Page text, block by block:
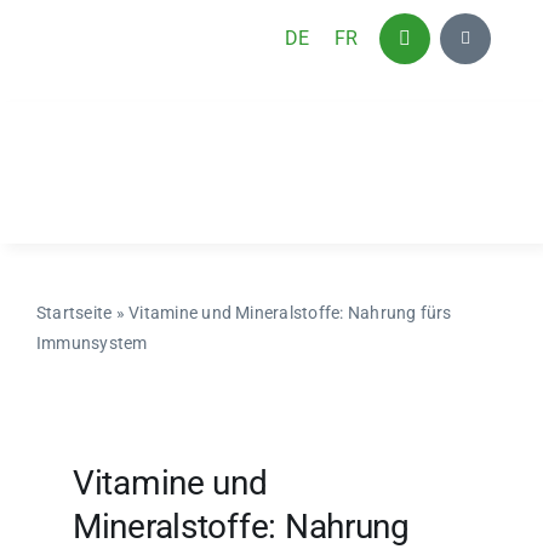
DE FR
Startseite »Vitamine und Mineralstoffe: Nahrung fürs
Immunsystem
Vitamine und
Mineralstoffe: Nahrung